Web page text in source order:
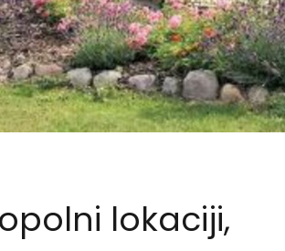
lokaciji,